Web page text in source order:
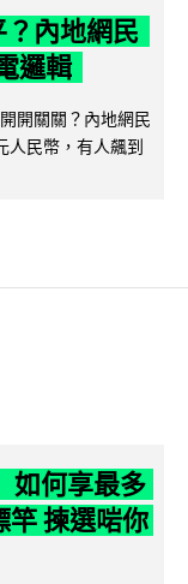
內地網民
邏輯
開關關？內地網民
人民幣，有人飆到
如何享最多
揀選啱你